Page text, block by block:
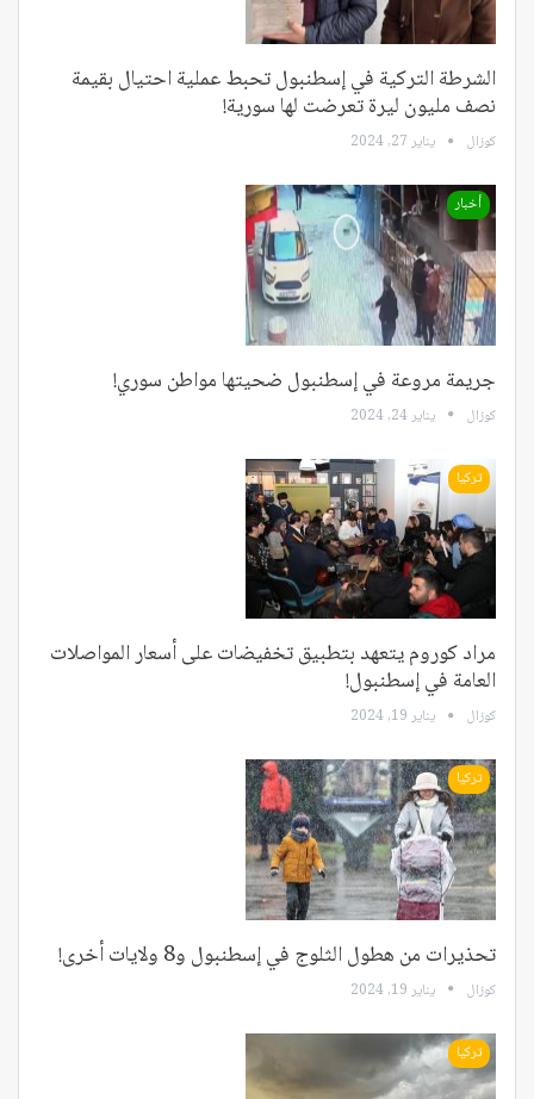
الشرطة التركية في إسطنبول تحبط عملية احتيال بقيمة
نصف مليون ليرة تعرضت لها سورية!
كوزال يناير 27, 2024
أخبار
جريمة مروعة في إسطنبول ضحيتها مواطن سوري!
كوزال يناير 24, 2024
تركيا
مراد كوروم يتعهد بتطبيق تخفيضات على أسعار المواصلات
العامة في إسطنبول!
كوزال يناير 19, 2024
تركيا
تحذيرات من هطول الثلوج في إسطنبول و8 ولايات أخرى!
كوزال يناير 19, 2024
تركيا